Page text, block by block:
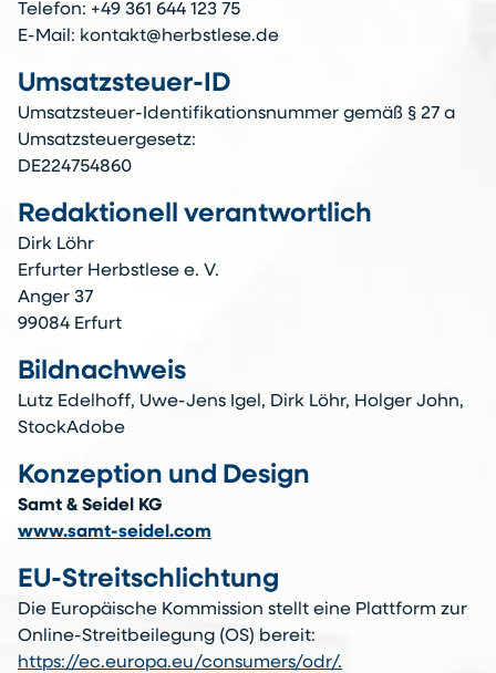
Telefon: +49 361 644 123 75
E-Mail: kontakt@herbstlese.de
Umsatzsteuer-ID
Umsatzsteuer-Identifikationsnummer gemäß § 27 a
Umsatzsteuergesetz:
DE224754860
Redaktionell verantwortlich
Dirk Löhr
Erfurter Herbstlese e. V.
Anger 37
99084 Erfurt
Bildnachweis
Lutz Edelhoff, Uwe-Jens Igel, Dirk Löhr, Holger John,
StockAdobe
Konzeption und Design
Samt & Seidel KG
www.samt-seidel.com
EU-Streitschlichtung
Die Europäische Kommission stellt eine Plattform zur
Online-Streitbeilegung (OS) bereit:
https://ec.europa.eu/consumers/odr/.